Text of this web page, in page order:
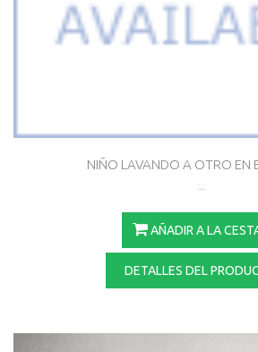
NIÑO LAVANDO A OTRO EN
AÑADIR A LA
DETALLES DEL